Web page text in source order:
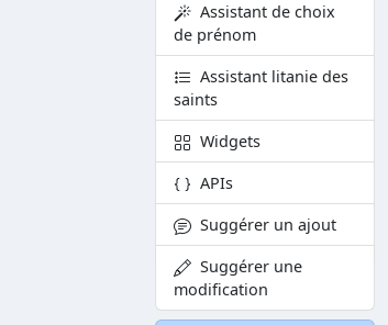
Assistant de choix
de prénom
Assistant litanie des
saints
Widgets
APIs
Suggérer un ajout
Suggérer une
modification